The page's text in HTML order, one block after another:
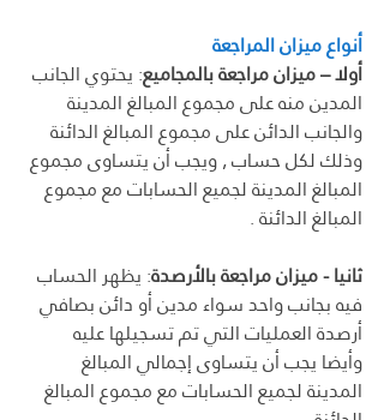
أنواع ميزان المراجعة
أولا – ميزان مراجعة بالمجاميع: يحتوي الجانب
المدين منه على مجموع المبالغ المدينة
والجانب الدائن على مجموع المبالغ الدائنة
وذلك لكل حساب , ويجب أن يتساوى مجموع
المبالغ المدينة لجميع الحسابات مع مجموع
المبالغ الدائنة .
ثانيا - ميزان مراجعة بالأرصدة: يظهر الحساب
فيه بجانب واحد سواء مدين أو دائن بصافي
أرصدة العمليات التي تم تسجيلها عليه
وأيضا يجب أن يتساوى إجمالي المبالغ
المدينة لجميع الحسابات مع مجموع المبالغ